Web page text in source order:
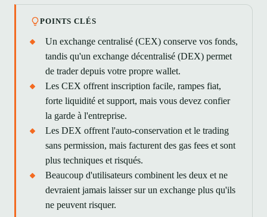
POINTS CLÉS
Un exchange centralisé (CEX) conserve vos fonds,
tandis qu'un exchange décentralisé (DEX) permet
de trader depuis votre propre wallet.
Les CEX offrent inscription facile, rampes fiat,
forte liquidité et support, mais vous devez confier
la garde à l'entreprise.
Les DEX offrent l'auto-conservation et le trading
sans permission, mais facturent des gas fees et sont
plus techniques et risqués.
Beaucoup d'utilisateurs combinent les deux et ne
devraient jamais laisser sur un exchange plus qu'ils
ne peuvent risquer.